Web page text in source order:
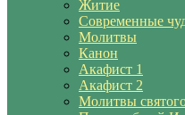
Житие
Современные
Молитвы
Канон
Акафист 1
Акафист 2
Молитвы